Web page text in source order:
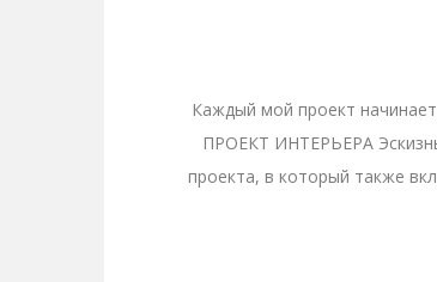
Каждый мой проект
ПРОЕКТ ИНТЕРЬЕРА
проекта, в который также